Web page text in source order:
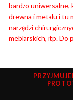
bardzo uniwersalne,
drewna i metalu i tu
narzędzi
meblarskich, itp. Do